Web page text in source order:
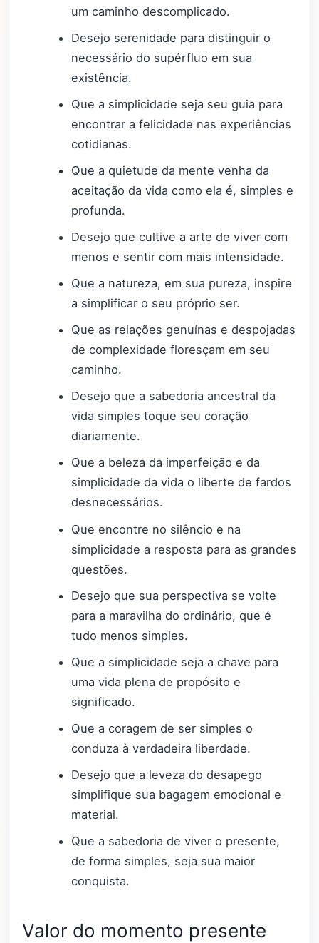
um caminho descomplicado.
Desejo serenidade para distinguir o
necessário do supérfluo em sua
existência.
Que a simplicidade seja seu guia para
encontrar a felicidade nas experiências
cotidianas.
Que a quietude da mente venha da
aceitação da vida como ela é, simples e
profunda.
Desejo que cultive a arte de viver com
menos e sentir com mais intensidade.
Que a natureza, em sua pureza, inspire
a simplificar o seu próprio ser.
Que as relações genuínas e despojadas
de complexidade floresçam em seu
caminho.
Desejo que a sabedoria ancestral da
vida simples toque seu coração
diariamente.
Que a beleza da imperfeição e da
simplicidade da vida o liberte de fardos
desnecessários.
Que encontre no silêncio e na
simplicidade a resposta para as grandes
questões.
Desejo que sua perspectiva se volte
para a maravilha do ordinário, que é
tudo menos simples.
Que a simplicidade seja a chave para
uma vida plena de propósito e
significado.
Que a coragem de ser simples o
conduza à verdadeira liberdade.
Desejo que a leveza do desapego
simplifique sua bagagem emocional e
material.
Que a sabedoria de viver o presente,
de forma simples, seja sua maior
conquista.
Valor do momento presente